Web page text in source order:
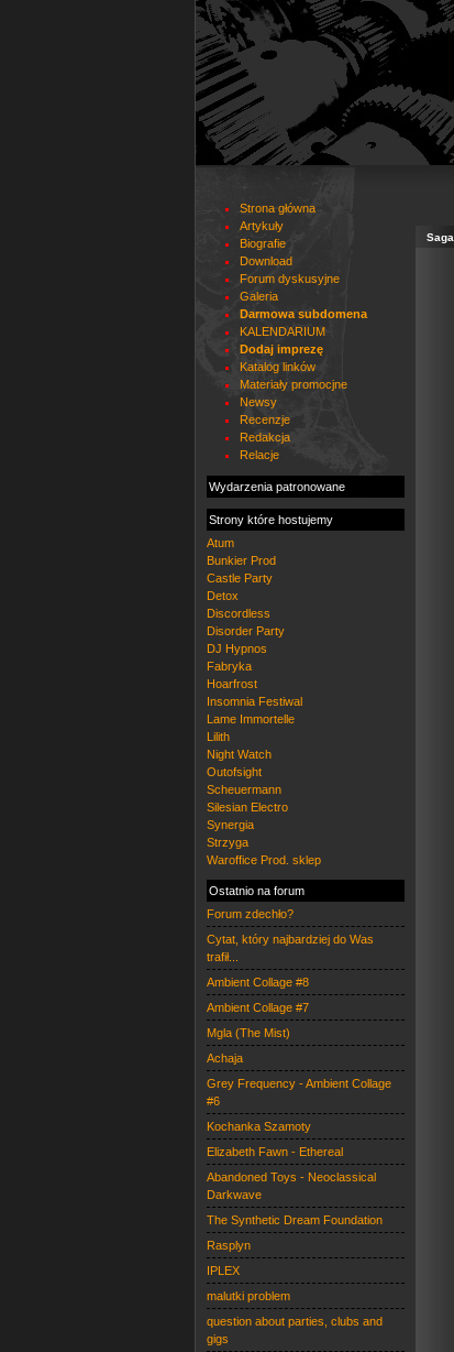
Strona główna
Artykuły
Biografie
Download
Forum dyskusyjne
Galeria
Darmowa subdomena
KALENDARIUM
Dodaj imprezę
Katalog linków
Materiały promocjne
Newsy
Recenzje
Redakcja
Relacje
Wydarzenia patronowane
Strony które hostujemy
Atum
Bunkier Prod
Castle Party
Detox
Discordless
Disorder Party
DJ Hypnos
Fabryka
Hoarfrost
Insomnia Festiwal
Lame Immortelle
Lilith
Night Watch
Outofsight
Scheuermann
Silesian Electro
Synergia
Strzyga
Waroffice Prod. sklep
Ostatnio na forum
Forum zdechło?
Cytat, który najbardziej do Was
trafił...
Ambient Collage #8
Ambient Collage #7
Mgla (The Mist)
Achaja
Grey Frequency - Ambient Collage
#6
Kochanka Szamoty
Elizabeth Fawn - Ethereal
Abandoned Toys - Neoclassical
Darkwave
The Synthetic Dream Foundation
Rasplyn
IPLEX
malutki problem
question about parties, clubs and
gigs
Saga